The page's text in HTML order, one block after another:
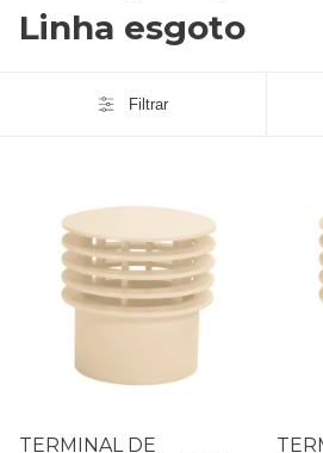
Linha esgoto
Filtrar
TERMINAL DE